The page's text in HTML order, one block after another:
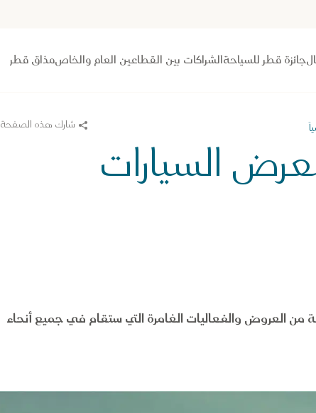
جائزة قطر للسياحةالشراكات بين القطاعين العام والخاصمذاق قطر
شارك هذه الصفحة
السيارات
العروض والفعاليات الغامرة التي ستقام في جميع أنحاء